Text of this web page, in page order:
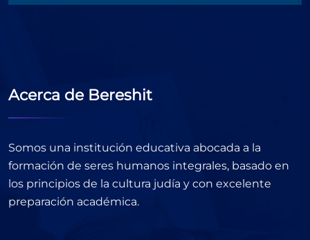
Acerca de Bereshit
Somos una institución educativa abocada a la
formación de seres humanos integrales, basado en
los principios de la cultura judía y con excelente
preparación académica.